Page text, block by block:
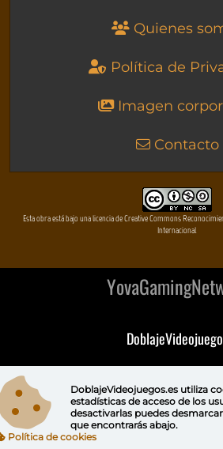
Quienes
Política de
Imagen
Contacto
Esta obra está bajo una licencia de Creative Commons
Internacional
DeVuego
DeVuego GAL
DoblajeVideojuegos.es utiliza
estadísticas de acceso de los
desactivarlas puedes
que encontrarás abajo.
Política de cookies